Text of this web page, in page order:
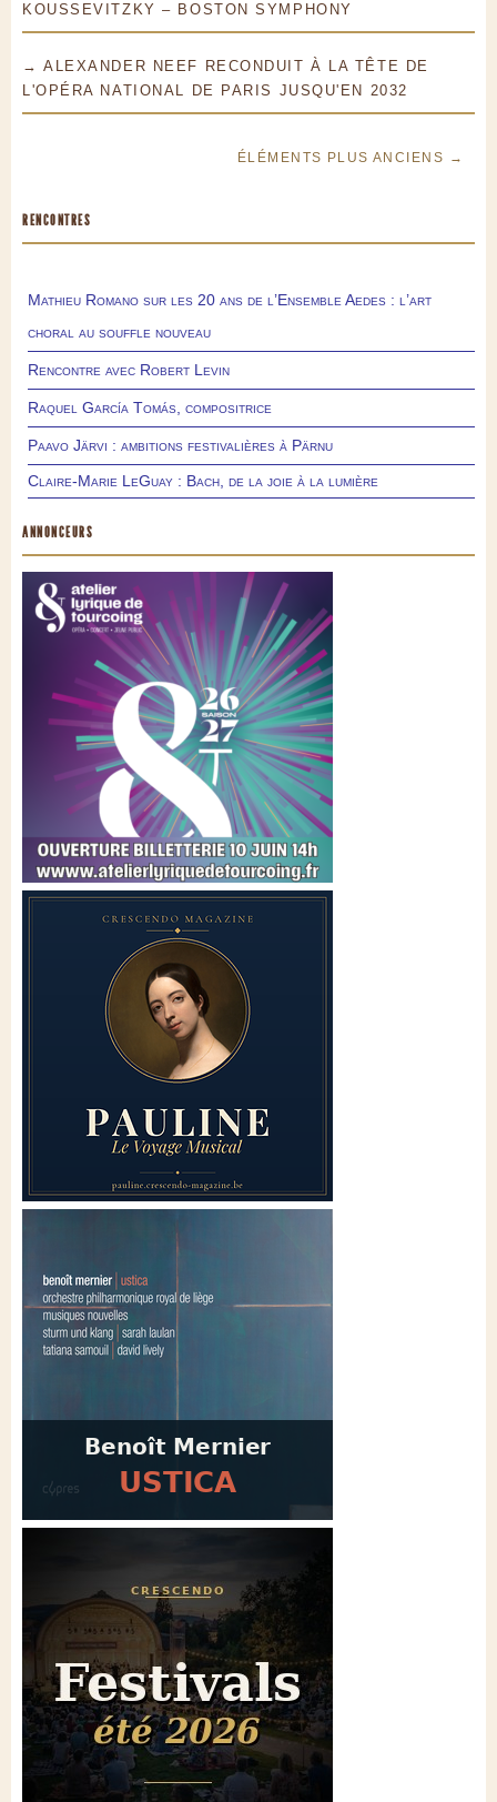
KOUSSEVITZKY – BOSTON SYMPHONY
→ ALEXANDER NEEF RECONDUIT À LA TÊTE DE
L'OPÉRA NATIONAL DE PARIS JUSQU'EN 2032
ÉLÉMENTS PLUS ANCIENS →
RENCONTRES
Mathieu Romano sur les 20 ans de l’Ensemble Aedes : l’art
choral au souffle nouveau
Rencontre avec Robert Levin
Raquel García Tomás, compositrice
Paavo Järvi : ambitions festivalières à Pärnu
Claire-Marie LeGuay : Bach, de la joie à la lumière
ANNONCEURS